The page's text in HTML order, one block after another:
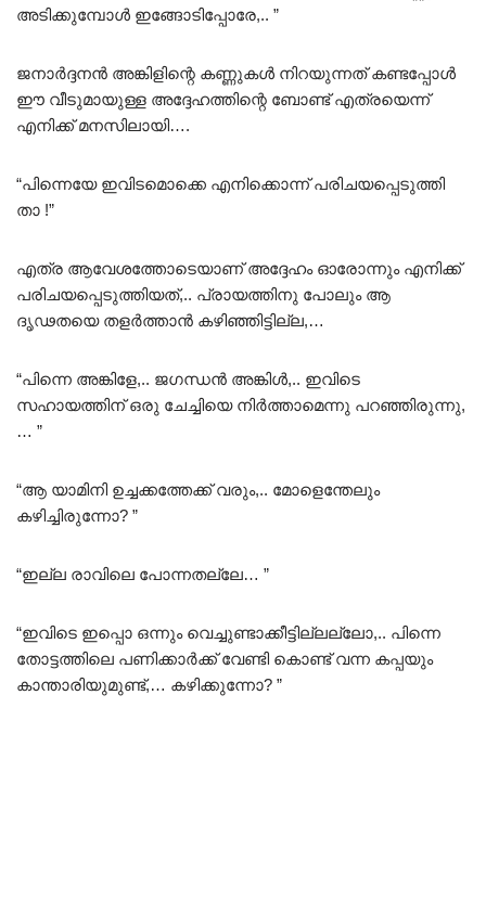
അടിക്കുമ്പോൾ ഇങ്ങോടിപ്പോരേ,.. ”
ജനാർദ്ദനൻ അങ്കിളിന്റെ കണ്ണുകൾ നിറയുന്നത് കണ്ടപ്പോൾ
ഈ വീടുമായുള്ള അദ്ദേഹത്തിന്റെ ബോണ്ട്‌ എത്രയെന്ന്
എനിക്ക് മനസിലായി….
“പിന്നെയേ ഇവിടമൊക്കെ എനിക്കൊന്ന് പരിചയപ്പെടുത്തി
താ !”
എത്ര ആവേശത്തോടെയാണ് അദ്ദേഹം ഓരോന്നും എനിക്ക്
പരിചയപ്പെടുത്തിയത്,.. പ്രായത്തിനു പോലും ആ
ദൃഢതയെ തളർത്താൻ കഴിഞ്ഞിട്ടില്ല,…
“പിന്നെ അങ്കിളേ,.. ജഗന്ധൻ അങ്കിൾ,.. ഇവിടെ
സഹായത്തിന് ഒരു ചേച്ചിയെ നിർത്താമെന്നു പറഞ്ഞിരുന്നു,
… ”
“ആ യാമിനി ഉച്ചക്കത്തേക്ക് വരും,.. മോളെന്തേലും
കഴിച്ചിരുന്നോ? ”
“ഇല്ല രാവിലെ പോന്നതല്ലേ… ”
“ഇവിടെ ഇപ്പൊ ഒന്നും വെച്ചുണ്ടാക്കീട്ടില്ലല്ലോ,.. പിന്നെ
തോട്ടത്തിലെ പണിക്കാർക്ക് വേണ്ടി കൊണ്ട് വന്ന കപ്പയും
കാന്താരിയുമുണ്ട്,… കഴിക്കുന്നോ? ”